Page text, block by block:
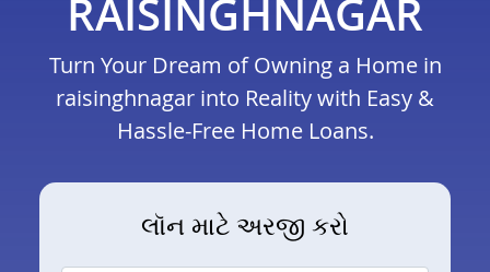
RAISINGHNAGAR
Turn Your Dream of Owning a Home in
raisinghnagar into Reality with Easy &
Hassle-Free Home Loans.
લૉન માટે અરજી કરો